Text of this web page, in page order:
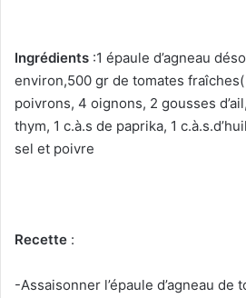
Ingrédients :1 épaule d’agneau
environ,500 gr de tomates
poivrons, 4 oignons, 2 gousses
thym, 1 c.à.s de paprika, 1
sel et poivre
Recette :
-Assaisonner l’épaule d’agneau de